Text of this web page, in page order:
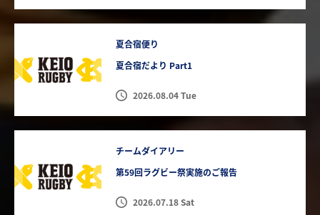
夏合宿便り
夏合宿だより Part1
2026.08.04 Tue
チームダイアリー
第59回ラグビー祭実施のご報告
2026.07.18 Sat